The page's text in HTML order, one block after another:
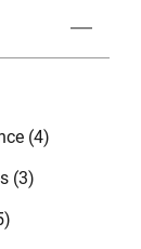
(4)
(3)